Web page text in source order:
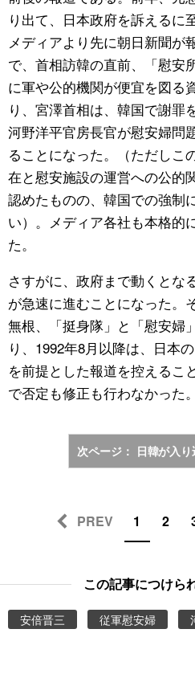
り出て、日本政府を訴えるに
メディアより先に朝日新聞が
で、首相訪韓の直前、「慰安
に軍や公的機関が便宜を図る
り、宮澤首相は、韓国で謝罪
河野洋平官房長官が慰安婦問
ることになった。（ただしこ
在と慰安施設の運営への公的
認めたものの、韓国での強制
い）。メディア各社も本格的
た。
さすがに、政府まで動くとな
が急速に進むことになった。
無根、「挺身隊」と「慰安婦
り、1992年8月以降は、日本
を前提とした報道を控えるこ
で否定も修正も行わなかった。
次ページ： 日韓が入
PREV 1 2
この記事につけら
安倍晋三 従軍慰安婦